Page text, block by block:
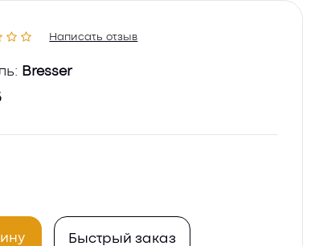
Написать отзыв
Bresser
Быстрый заказ